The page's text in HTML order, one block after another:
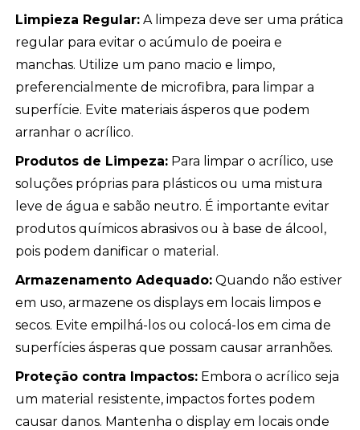
Limpieza Regular: A limpeza deve ser uma prática
regular para evitar o acúmulo de poeira e
manchas. Utilize um pano macio e limpo,
preferencialmente de microfibra, para limpar a
superfície. Evite materiais ásperos que podem
arranhar o acrílico.
Produtos de Limpeza: Para limpar o acrílico, use
soluções próprias para plásticos ou uma mistura
leve de água e sabão neutro. É importante evitar
produtos químicos abrasivos ou à base de álcool,
pois podem danificar o material.
Armazenamento Adequado: Quando não estiver
em uso, armazene os displays em locais limpos e
secos. Evite empilhá-los ou colocá-los em cima de
superfícies ásperas que possam causar arranhões.
Proteção contra Impactos: Embora o acrílico seja
um material resistente, impactos fortes podem
causar danos. Mantenha o display em locais onde